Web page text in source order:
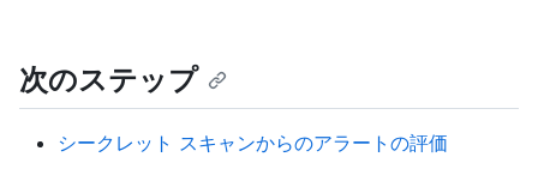
次のステップ
シークレット スキャンからのアラートの評価